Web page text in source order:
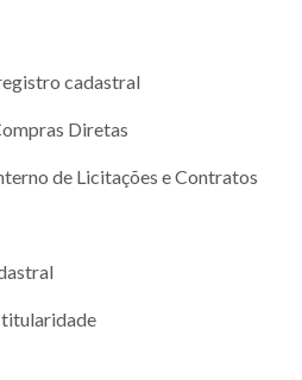
cadastral
Diretas
de Licitações e Contratos